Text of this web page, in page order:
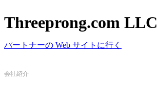
Threeprong.com LLC
パートナーの Web サイトに行く
会社紹介